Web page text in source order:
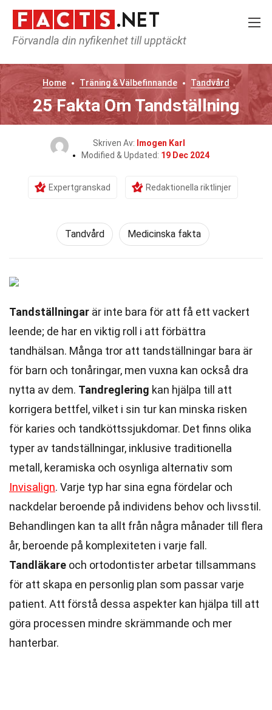
Förvandla din nyfikenhet till upptäckt
Home Träning & Välbefinnande Tandvård
25 Fakta Om Tandställning
Skriven Av: Imogen Karl
Modified & Updated: 19 Dec 2024
Expertgranskad Redaktionella riktlinjer
Tandvård Medicinska fakta
Tandställningar är inte bara för att få ett vackert
leende; de har en viktig roll i att förbättra
tandhälsan. Många tror att tandställningar bara är
för barn och tonåringar, men vuxna kan också dra
nytta av dem. Tandreglering kan hjälpa till att
korrigera bettfel, vilket i sin tur kan minska risken
för karies och tandköttssjukdomar. Det finns olika
typer av tandställningar, inklusive traditionella
metall, keramiska och osynliga alternativ som
Invisalign. Varje typ har sina egna fördelar och
nackdelar beroende på individens behov och livsstil.
Behandlingen kan ta allt från några månader till flera
år, beroende på komplexiteten i varje fall.
Tandläkare och ortodontister arbetar tillsammans
för att skapa en personlig plan som passar varje
patient. Att förstå dessa aspekter kan hjälpa till att
göra processen mindre skrämmande och mer
hanterbar.